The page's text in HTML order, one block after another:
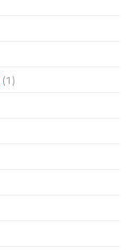
(1)